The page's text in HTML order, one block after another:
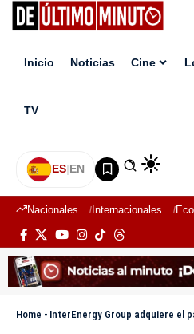
Inicio Noticias Cine
TV
ES|EN
Nacionales Internacionales
Home - InterEnergy Group adquiere el